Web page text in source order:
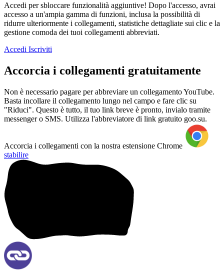
Accedi per sbloccare funzionalità aggiuntive! Dopo l'accesso, avrai
accesso a un'ampia gamma di funzioni, inclusa la possibilità di
ridurre ulteriormente i collegamenti, statistiche dettagliate sui clic e la
gestione comoda dei tuoi collegamenti abbreviati.
Accedi Iscriviti
Accorcia i collegamenti gratuitamente
Non è necessario pagare per abbreviare un collegamento YouTube.
Basta incollare il collegamento lungo nel campo e fare clic su
"Riduci". Questo è tutto, il tuo link breve è pronto, invialo tramite
messenger o SMS. Utilizza l'abbreviatore di link gratuito goo.su.
Accorcia i collegamenti con la nostra estensione Chrome
stabilire